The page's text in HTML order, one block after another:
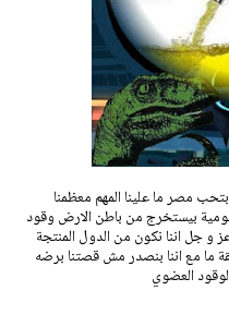
مصر ما علينا المهم معظمنا
بيستخرج من باطن الارض وقود
و جل اننا نكون من الدول المنتجة
ما مع اننا بنصدر مش قصتنا برضه
العضوي